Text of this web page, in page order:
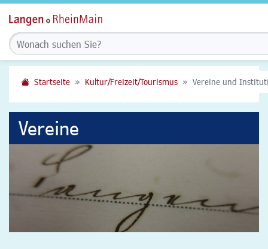
Startseite Kultur/Freizeit/Tourismus Vereine und
Vereine